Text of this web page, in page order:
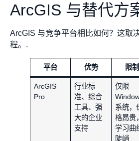
ArcGIS 与替代方
ArcGIS 与竞争平台相比如何？这取
程。.
平台 优势 限制
ArcGIS
Pro
行业标
准、综合
工具、强
大的企业
支持
仅限
系统，
格昂贵，
学习曲
陡峭